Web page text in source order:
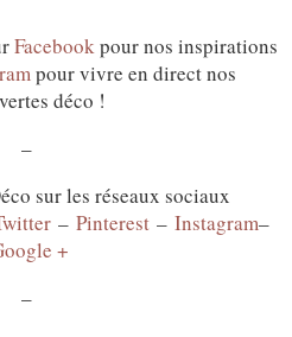
Facebookpour nos inspirations
pour vivre en direct nos
déco !
–
sur les réseaux sociaux
– Pinterest – Instagram–
+
–